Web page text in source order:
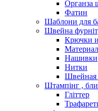
Органза
Фатин
Шаблони для
Швейна
Крючки
Нашивки
Нитки
Швейная
Штампінг ,
Гліттер